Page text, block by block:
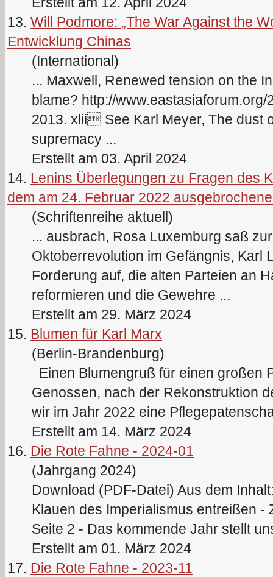
13. Will Podmore: „The War Against the
Entwicklung Chinas
(International)
... Maxwell, Renewed tension on the
blame? http://
2013. xlii See Karl Meyer, The dust
supremacy ...
Erstellt am 03. April 2024
14. Lenins Überlegungen zu Fragen des
dem am 24. Februar 2022
(Schriftenreihe aktuell)
... ausbrach, Rosa Luxemburg saß
Oktoberrevolution im Gefängnis, Karl
Forderung auf, die alten Parteien an
reformieren und die Gewehre ...
Erstellt am 29. März 2024
15. Blumen für Karl Marx
(Berlin-Brandenburg)
Einen Blumengruß für einen
Genossen, nach der Rekonstruktion
wir im Jahr 2022 eine
Erstellt am 14. März 2024
16. Die Rote Fahne - 2024-01
(Jahrgang 2024)
Download (PDF-Datei) Aus dem
Klauen des Imperialismus entreißen -
Seite 2 - Das kommende Jahr stellt
Erstellt am 01. März 2024
17. Die Rote Fahne - 2023-11